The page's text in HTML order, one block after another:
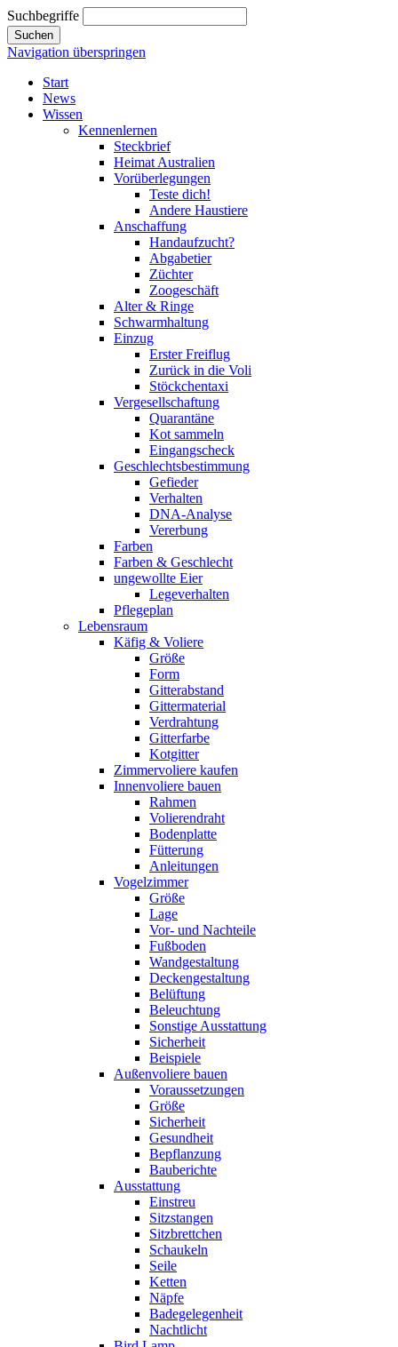
Suchbegriffe
Suchen
Navigation überspringen
Start
News
Wissen
Kennenlernen
Steckbrief
Heimat Australien
Vorüberlegungen
Teste dich!
Andere Haustiere
Anschaffung
Handaufzucht?
Abgabetier
Züchter
Zoogeschäft
Alter & Ringe
Schwarmhaltung
Einzug
Erster Freiflug
Zurück in die Voli
Stöckchentaxi
Vergesellschaftung
Quarantäne
Kot sammeln
Eingangscheck
Geschlechtsbestimmung
Gefieder
Verhalten
DNA-Analyse
Vererbung
Farben
Farben & Geschlecht
ungewollte Eier
Legeverhalten
Pflegeplan
Lebensraum
Käfig & Voliere
Größe
Form
Gitterabstand
Gittermaterial
Verdrahtung
Gitterfarbe
Kotgitter
Zimmervoliere kaufen
Innenvoliere bauen
Rahmen
Volierendraht
Bodenplatte
Fütterung
Anleitungen
Vogelzimmer
Größe
Lage
Vor- und Nachteile
Fußboden
Wandgestaltung
Deckengestaltung
Belüftung
Beleuchtung
Sonstige Ausstattung
Sicherheit
Beispiele
Außenvoliere bauen
Voraussetzungen
Größe
Sicherheit
Gesundheit
Bepflanzung
Bauberichte
Ausstattung
Einstreu
Sitzstangen
Sitzbrettchen
Schaukeln
Seile
Ketten
Näpfe
Badegelegenheit
Nachtlicht